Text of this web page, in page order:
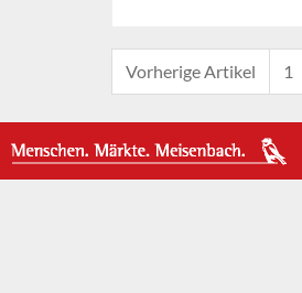
Vorherige Artikel 1